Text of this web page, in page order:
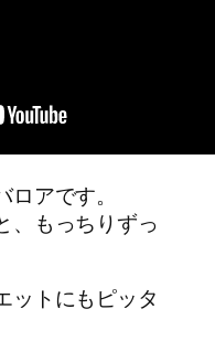
アです。
、もっちりずっ
ットにもピッタ